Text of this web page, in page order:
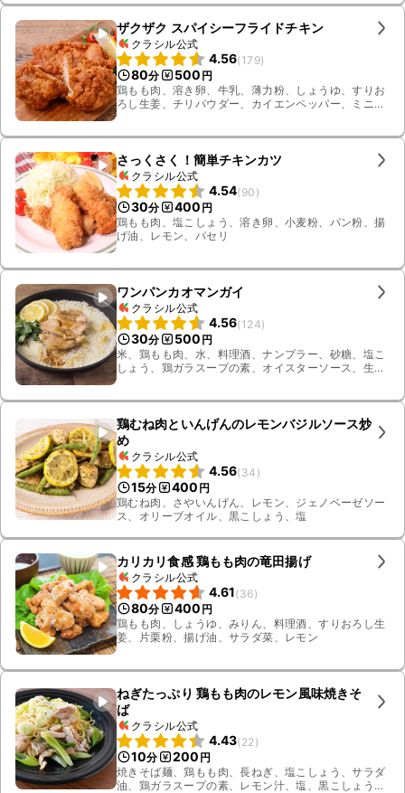
ザクザク スパイシーフライドチキン
クラシル公式
4.56(179)
80分 500 円
鶏もも肉、溶き卵、牛乳、薄力粉、しょうゆ、すりお
ろし生姜、チリパウダー、カイエンペッパー、ミニト
さっくさく！簡単チキンカツ
クラシル公式
4.54(90 )
30分 400 円
鶏もも肉、塩こしょう、溶き卵、小麦粉、パン粉、揚
げ油、レモン、パセリ
ワンパンカオマンガイ
クラシル公式
4.56(124)
30分 500 円
米、鶏もも肉、水、料理酒、ナンプラー、砂糖、塩こ
しょう、鶏ガラスープの素、オイスターソース、生
鶏むね肉といんげんのレモンバジルソース炒
め
クラシル公式
4.56(34 )
15分 400 円
鶏むね肉、さやいんげん、レモン、ジェノベーゼソー
ス、オリーブオイル、黒こしょう、塩
カリカリ食感 鶏もも肉の竜田揚げ
クラシル公式
4.61(36)
80分 400 円
鶏もも肉、しょうゆ、みりん、料理酒、すりおろし生
姜、片栗粉、揚げ油、サラダ菜、レモン
ねぎたっぷり 鶏もも肉のレモン風味焼きそ
ば
クラシル公式
4.43(22 )
10分 200 円
焼きそば麺、鶏もも肉、長ねぎ、塩こしょう、サラダ
油、鶏ガラスープの素、レモン汁、塩、黒こしょう、